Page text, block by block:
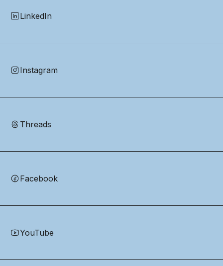
LinkedIn
Instagram
Threads
Facebook
YouTube